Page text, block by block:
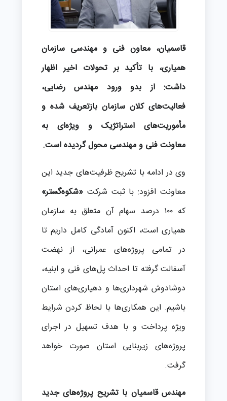
قاسمیان، معاون فنی و مهندسی سازمان
همیاری، با تأکید بر تحولات اخیر اظهار
داشت: از بدو ورود مهندس رضایی،
فعالیت‌های کلان سازمان بازتعریف شده و
مأموریت‌های استراتژیک و ویژه‌ای به
معاونت فنی و مهندسی محول گردیده است.
وی در ادامه با تشریح ظرفیت‌های جدید این
معاونت افزود: با ثبت شرکت«شکوه‌گستر»
که ۱۰۰ درصد سهام آن متعلق به سازمان
همیاری است، اکنون آمادگی کامل داریم تا
در تمامی پروژه‌های عمرانی، از نهضت
آسفالت گرفته تا احداث پل‌های فنی و ابنیه،
دوشادوش شهرداری‌ها و دهیاری‌های استان
باشیم. این همکاری‌ها با لحاظ کردن شرایط
ویژه پرداخت و با هدف تسهیل در اجرای
پروژه‌های زیربنایی استان صورت خواهد
گرفت.
مهندس قاسمیان با تشریح پروژه‌های جدید